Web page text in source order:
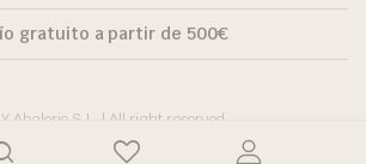
gratuito a partir de 500€
Abalorio S.L. | All right reserved.